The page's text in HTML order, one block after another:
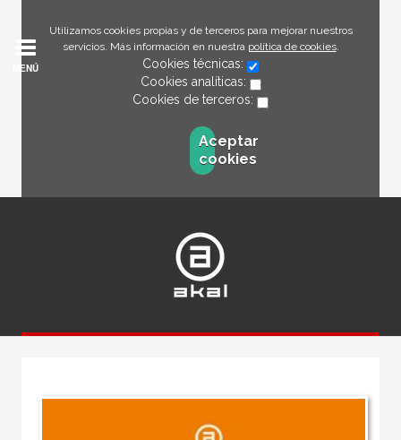
Utilizamos cookies propias y de terceros para mejorar nuestros
servicios. Más información en nuestra política de cookies.
Cookies técnicas:
Cookies analíticas:
Cookies de terceros:
Aceptar
cookies
MENÚ